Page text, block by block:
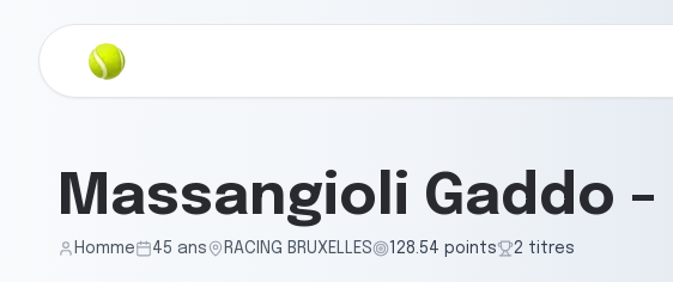
Massangioli Gaddo -
Homme 45 ans RACING BRUXELLES 128.54 points 2 titres